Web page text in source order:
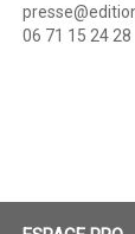
06 71 15 24 28